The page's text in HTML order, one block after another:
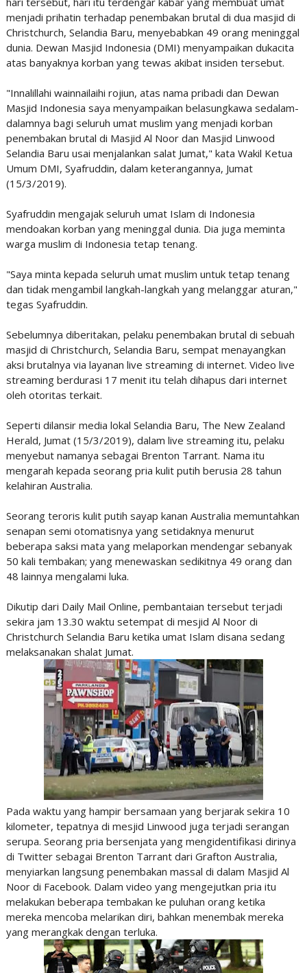
menjadi prihatin terhadap penembakan brutal di dua masjid di
Christchurch, Selandia Baru, menyebabkan 49 orang meninggal
dunia. Dewan Masjid Indonesia (DMI) menyampaikan dukacita
atas banyaknya korban yang tewas akibat insiden tersebut.
"Innalillahi wainnailaihi rojiun, atas nama pribadi dan Dewan
Masjid Indonesia saya menyampaikan belasungkawa sedalam-
dalamnya bagi seluruh umat muslim yang menjadi korban
penembakan brutal di Masjid Al Noor dan Masjid Linwood
Selandia Baru usai menjalankan salat Jumat," kata Wakil Ketua
Umum DMI, Syafruddin, dalam keterangannya, Jumat
(15/3/2019).
Syafruddin mengajak seluruh umat Islam di Indonesia
mendoakan korban yang meninggal dunia. Dia juga meminta
warga muslim di Indonesia tetap tenang.
"Saya minta kepada seluruh umat muslim untuk tetap tenang
dan tidak mengambil langkah-langkah yang melanggar aturan,"
tegas Syafruddin.
Sebelumnya diberitakan, pelaku penembakan brutal di sebuah
masjid di Christchurch, Selandia Baru, sempat menayangkan
aksi brutalnya via layanan live streaming di internet. Video live
streaming berdurasi 17 menit itu telah dihapus dari internet
oleh otoritas terkait.
Seperti dilansir media lokal Selandia Baru, The New Zealand
Herald, Jumat (15/3/2019), dalam live streaming itu, pelaku
menyebut namanya sebagai Brenton Tarrant. Nama itu
mengarah kepada seorang pria kulit putih berusia 28 tahun
kelahiran Australia.
Seorang teroris kulit putih sayap kanan Australia memuntahkan
senapan semi otomatisnya yang setidaknya menurut
beberapa saksi mata yang melaporkan mendengar sebanyak
50 kali tembakan; yang menewaskan sedikitnya 49 orang dan
48 lainnya mengalami luka.
Dikutip dari Daily Mail Online, pembantaian tersebut terjadi
sekira jam 13.30 waktu setempat di mesjid Al Noor di
Christchurch Selandia Baru ketika umat Islam disana sedang
melaksanakan shalat Jumat.
Pada waktu yang hampir bersamaan yang berjarak sekira 10
kilometer, tepatnya di mesjid Linwood juga terjadi serangan
serupa. Seorang pria bersenjata yang mengidentifikasi dirinya
di Twitter sebagai Brenton Tarrant dari Grafton Australia,
menyiarkan langsung penembakan massal di dalam Masjid Al
Noor di Facebook. Dalam video yang mengejutkan pria itu
melakukan beberapa tembakan ke puluhan orang ketika
mereka mencoba melarikan diri, bahkan menembak mereka
yang merangkak dengan terluka.